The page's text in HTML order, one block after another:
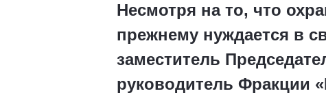
Несмотря на то, что
прежнему нуждается в
заместитель
руководитель Фракции